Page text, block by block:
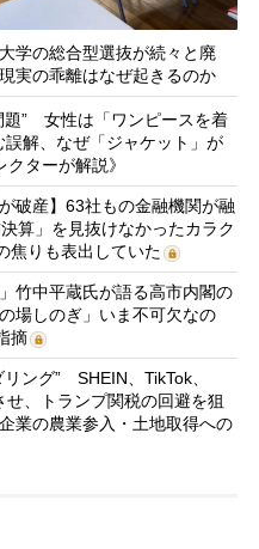
学の総合型選抜が続々と廃
実の乖離はなぜ起きるのか
題” 女性は「ワンピースを着
解、なぜ「ジャケット」が
ターが解説》
破産】63社もの金融機関が融
算」を見抜けなかったカラク
焦りも表出していた
竹中平蔵氏が語る高市内閣の
場しのぎ」いま不可欠なの
摘
ング” SHEIN、TikTok、
、トランプ関税の回避を狙
業の農業参入・土地取得への